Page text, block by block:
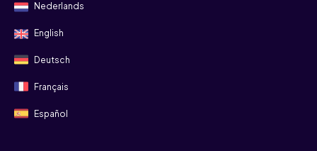
Nederlands
English
Deutsch
Français
Español